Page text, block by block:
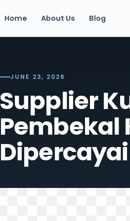
Home About Us Blog
JUNE 23, 2026
Supplier
Pembekal
Dipercayai